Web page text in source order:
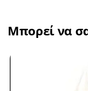
Μπορεί να